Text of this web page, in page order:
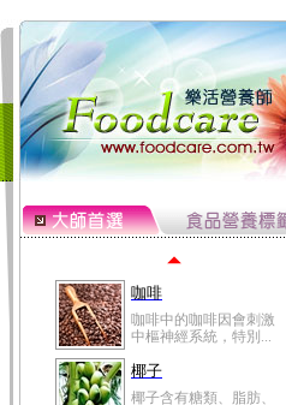
量極低是水腫病人的...
豆豉裡頭含有營養的蛋
白質、脂肪、鈣、磷...
榛果
榛果裡所含的營養素有
迷迭香
迷迭香 裡頭含有咖啡
酸、迷迭香酸、植物...
咖啡
咖啡中的咖啡因會刺激
中樞神經系統，特別...
椰子
椰子含有糖類、脂肪、